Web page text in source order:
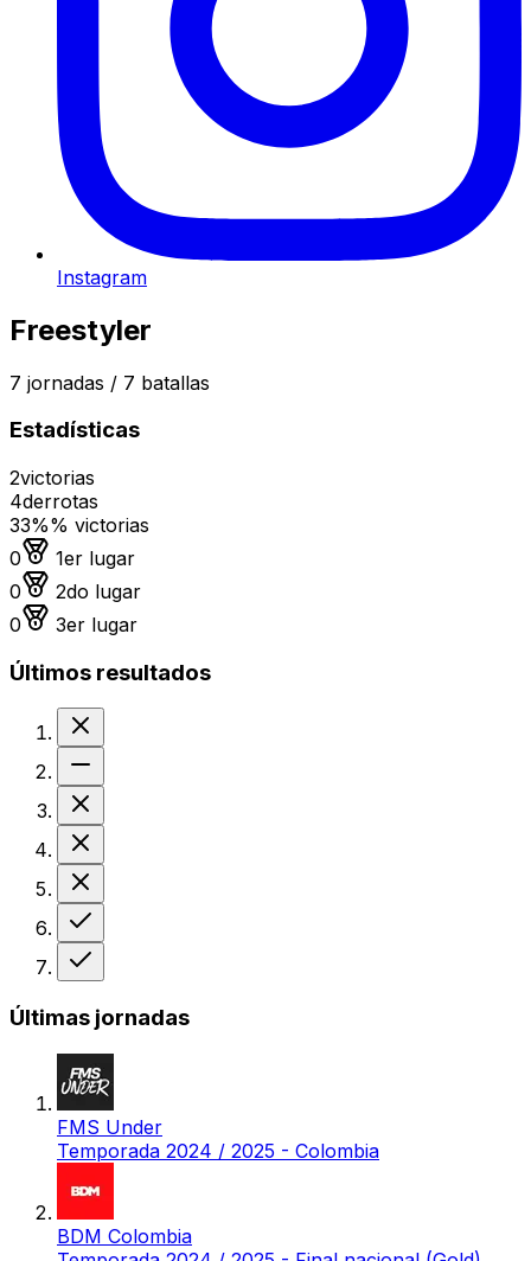
Instagram
Freestyler
7 jornadas / 7 batallas
Estadísticas
2victorias
4derrotas
33%% victorias
0
Medalla de oro
1er lugar
0
Medalla de plata
2do lugar
0
Medalla de bronce
3er lugar
Últimos resultados
Últimas jornadas
FMS Under
Temporada 2024 / 2025 - Colombia
BDM Colombia